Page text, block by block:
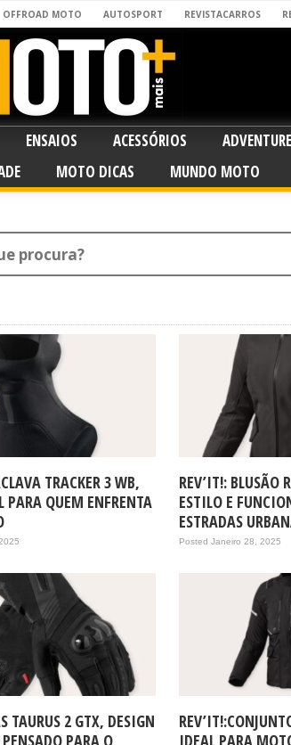
OFFROAD MOTO AUTOSPORT REVISTACARROS
ENSAIOS ACESSÓRIOS ADVENTURE
MOTO DICAS MUNDO MOTO
TRACKER 3 WB,
QUEM ENFRENTA
REV’IT!: BLUSÃO
ESTILO E
ESTRADAS
Posted Janeiro 28, 2025
TAURUS 2 GTX, DESIGN
PARA O
IDEAL PARA